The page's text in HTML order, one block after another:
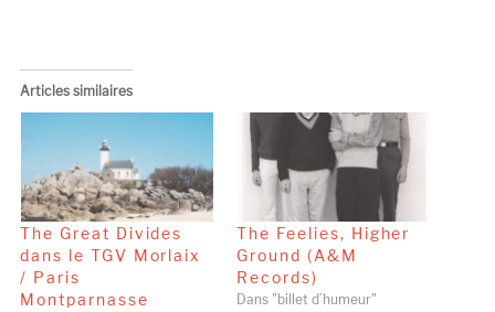
Articles similaires
The Great Divides
dans le TGV Morlaix
/ Paris
Montparnasse
The Feelies, Higher
Ground (A&M
Records)
Dans "billet d’humeur"